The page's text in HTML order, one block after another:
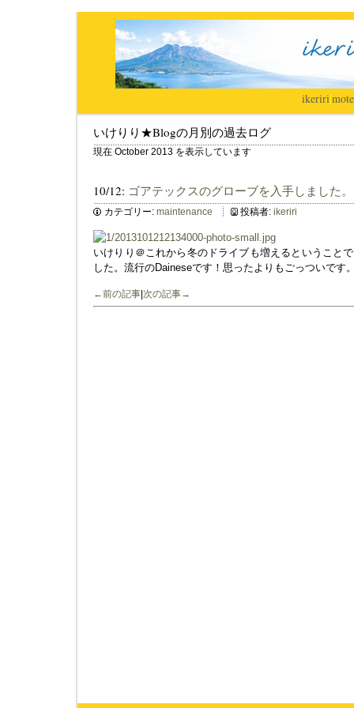
ikeriri|
いけりり★Blogの月別の過去ログ
現在 October 2013 を表示しています
10/12: ゴアテックスのグローブを入手しました。
カテゴリー: maintenance 投稿者: ikeriri
いけりり＠これから冬のドライブも増えるということ
した。流行のDaineseです！思ったよりもごっついです
←前の記事 次の記事→